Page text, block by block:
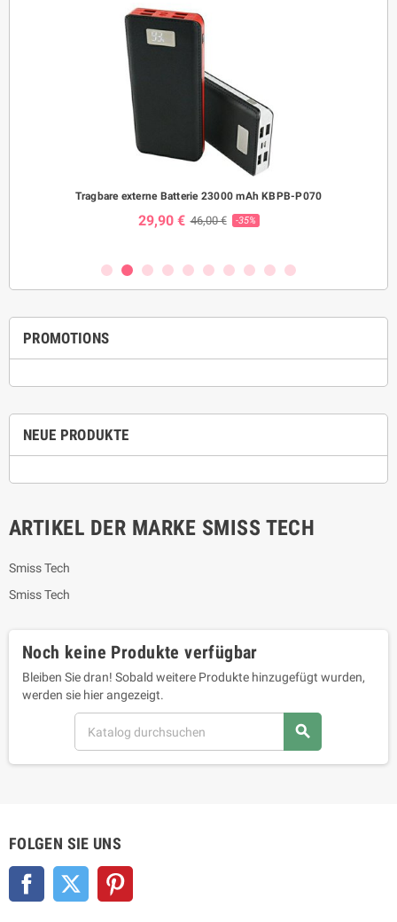
Tragbare externe Batterie 23000 mAh KBPB-P070
29,90 € 46,00 € -35%
PROMOTIONS
NEUE PRODUKTE
ARTIKEL DER MARKE SMISS TECH
Smiss Tech
Smiss Tech
Noch keine Produkte verfügbar
Bleiben Sie dran! Sobald weitere Produkte hinzugefügt wurden,
werden sie hier angezeigt.
search
FOLGEN SIE UNS
Facebook Twitter